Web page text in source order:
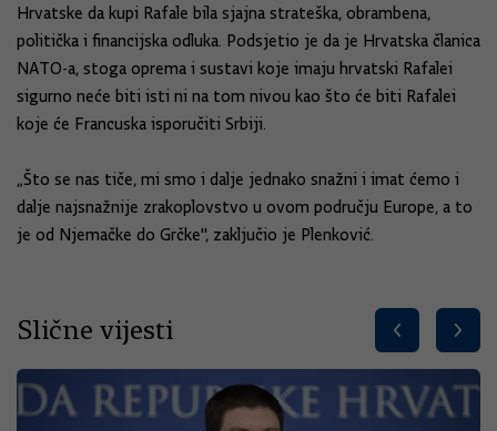
Hrvatske da kupi Rafale bila sjajna strateška, obrambena,
politička i financijska odluka. Podsjetio je da je Hrvatska članica
NATO-a, stoga oprema i sustavi koje imaju hrvatski Rafalei
sigurno neće biti isti ni na tom nivou kao što će biti Rafalei
koje će Francuska isporučiti Srbiji.
„Što se nas tiče, mi smo i dalje jednako snažni i imat ćemo i
dalje najsnažnije zrakoplovstvo u ovom području Europe, a to
je od Njemačke do Grčke", zaključio je Plenković.
Slične vijesti